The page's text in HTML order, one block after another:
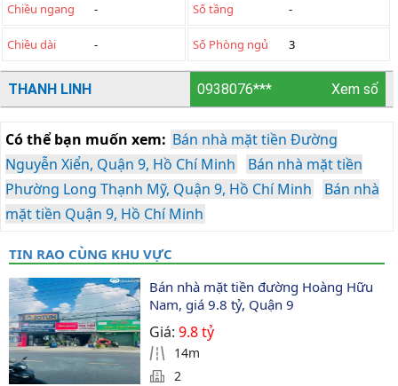
Chiều ngang - Số tầng -
Chiều dài - Số Phòng ngủ 3
THANH LINH 0938076*** Xem số
Có thể bạn muốn xem: Bán nhà mặt tiền Đường
Nguyễn Xiển, Quận 9, Hồ Chí Minh
Bán nhà mặt tiền
Phường Long Thạnh Mỹ, Quận 9, Hồ Chí Minh
Bán nhà
mặt tiền Quận 9, Hồ Chí Minh
TIN RAO CÙNG KHU VỰC
Bán nhà mặt tiền đường Hoàng Hữu
Nam, giá 9.8 tỷ, Quận 9
Giá:9.8 tỷ
14m
2